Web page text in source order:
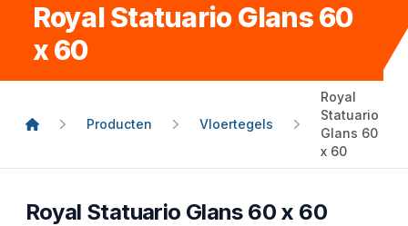
Royal Statuario Glans 60
x 60
Producten Vloertegels
Royal
Statuario
Glans 60
x 60
Royal Statuario Glans 60 x 60